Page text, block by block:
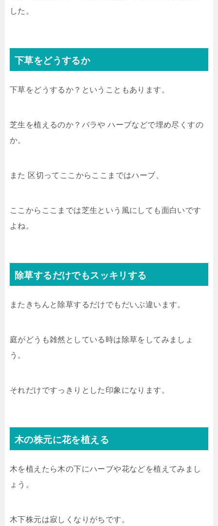
した。
下草をどうするか
下草をどうするか？ということもあります。
芝生を植えるのか？バラや ハーブなどで埋め尽くすの
か。
また 区切ってここからここまではハーブ、
ここからここまでは芝生という風にしても面白いです
よね。
除草するだけでもスッキリする
またきちんと除草するだけでもだいぶ違います。
庭がどうも雑然としている時は除草をしてみましょ
う。
それだけですっきりとした印象になります。
木の株元に花を植える
木を植えたら木の下にハーブや花などを植えてみまし
ょう。
木下株元は寂しくなりがちです。